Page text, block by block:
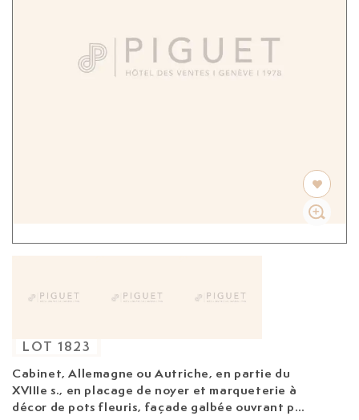
Cabinet, Allemagne ou Autriche, en partie du
XVIIIe s.,
décor de pots fleuris, façade galbée ouvrant par
LOT 1823